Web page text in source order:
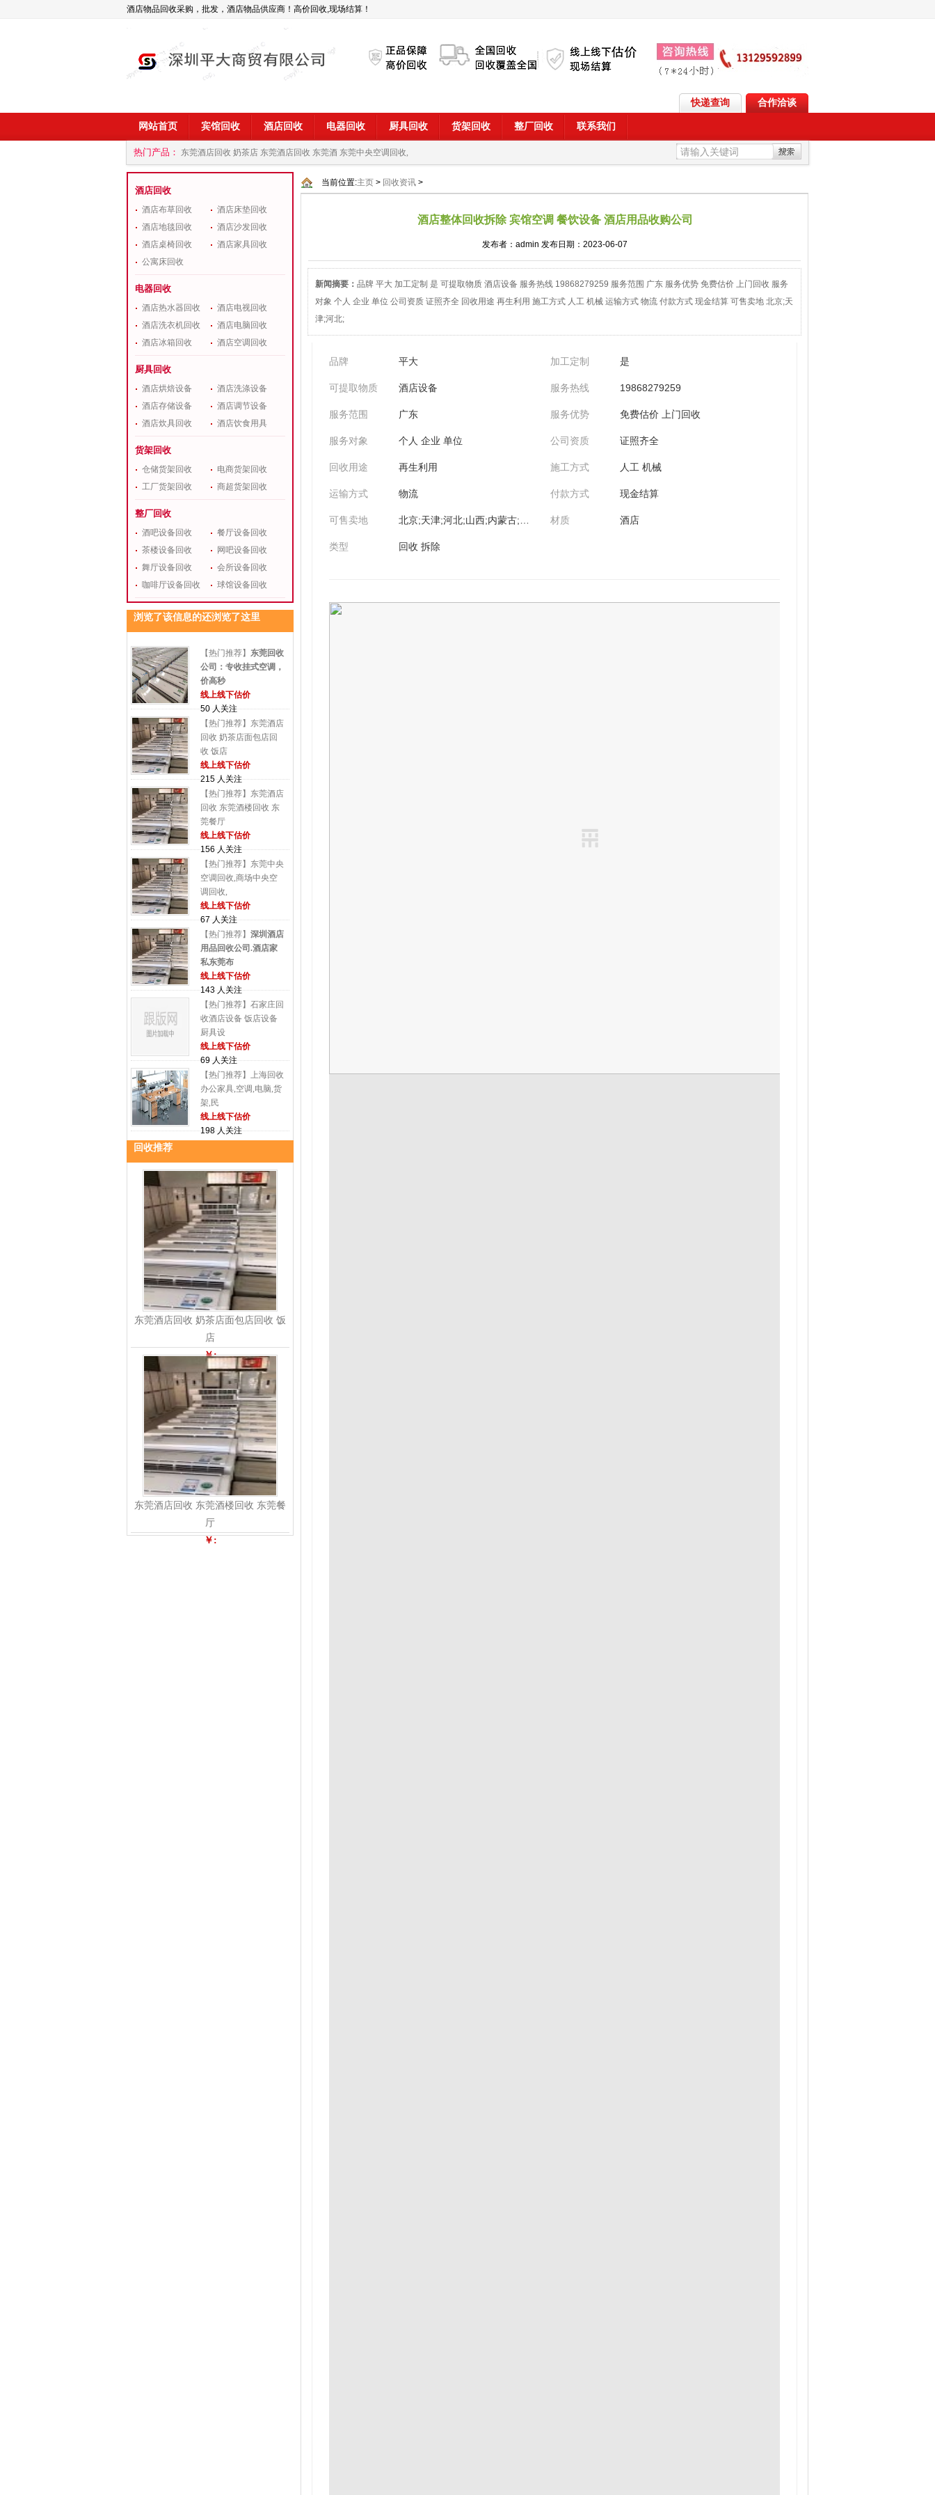
酒店物品回收采购，批发，酒店物品供应商！高价回收,现场结算！
快递查询 合作洽谈
网站首页 宾馆回收 酒店回收 电器回收 厨具回收 货架回收 整厂回收 联系我们
热门产品： 东莞酒店回收 奶茶店 东莞酒店回收 东莞酒 东莞中央空调回收,
商 深圳酒店用品回收公司
酒店回收
酒店布草回收
酒店床垫回收
酒店地毯回收
酒店沙发回收
酒店桌椅回收
酒店家具回收
公寓床回收
电器回收
酒店热水器回收
酒店电视回收
酒店洗衣机回收
酒店电脑回收
酒店冰箱回收
酒店空调回收
厨具回收
酒店烘焙设备
酒店洗涤设备
酒店存储设备
酒店调节设备
酒店炊具回收
酒店饮食用具
货架回收
仓储货架回收
电商货架回收
工厂货架回收
商超货架回收
整厂回收
酒吧设备回收
餐厅设备回收
茶楼设备回收
网吧设备回收
舞厅设备回收
会所设备回收
咖啡厅设备回收
球馆设备回收
浏览了该信息的还浏览了这里
【热门推荐】 东莞回收
公司：专收挂式空调，
价高秒
线上线下估价
50 人关注
【热门推荐】东莞酒店
回收 奶茶店面包店回
收 饭店
线上线下估价
215 人关注
【热门推荐】东莞酒店
回收 东莞酒楼回收 东
莞餐厅
线上线下估价
156 人关注
【热门推荐】东莞中央
空调回收,商场中央空
调回收,
线上线下估价
67 人关注
【热门推荐】 深圳酒店
用品回收公司.酒店家
私东莞布
线上线下估价
143 人关注
【热门推荐】石家庄回
收酒店设备 饭店设备
厨具设
线上线下估价
69 人关注
【热门推荐】上海回收
办公家具,空调,电脑,货
架,民
线上线下估价
198 人关注
回收推荐
东莞酒店回收 奶茶店面包店回收 饭
店
￥:
东莞酒店回收 东莞酒楼回收 东莞餐
厅
￥:
当前位置:主页 > 回收资讯 >
酒店整体回收拆除 宾馆空调 餐饮设备 酒店用品收购公司
发布者：admin 发布日期：2023-06-07
新闻摘要： 品牌 平大 加工定制 是 可提取物质 酒店设备 服务热线 19868279259 服务范围 广东 服务优势 免费估价 上门回收 服务
对象 个人 企业 单位 公司资质 证照齐全 回收用途 再生利用 施工方式 人工 机械 运输方式 物流 付款方式 现金结算 可售卖地 北京;天
津;河北;
品牌 平大 加工定制 是
可提取物质 酒店设备 服务热线 19868279259
服务范围 广东 服务优势 免费估价 上门回收
服务对象 个人 企业 单位 公司资质 证照齐全
回收用途 再生利用 施工方式 人工 机械
运输方式 物流 付款方式 现金结算
可售卖地 材质 酒店
类型 回收 拆除